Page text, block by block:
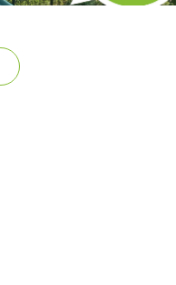
BOWI-
und schnell
die richtige
geliefert. Auf